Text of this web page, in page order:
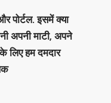
पोर्टल. इसमें क्या
अपनी माटी, अपने
लिए हम दमदार